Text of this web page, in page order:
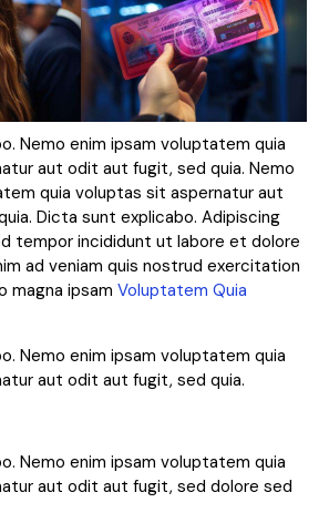
Nemo enim ipsam voluptatem quia
aut odit aut fugit, sed quia. Nemo
quia voluptas sit aspernatur aut
Dicta sunt explicabo. Adipiscing
tempor incididunt ut labore et dolore
ad veniam quis nostrud exercitation
magna ipsam Voluptatem Quia
Nemo enim ipsam voluptatem quia
aut odit aut fugit, sed quia.
Nemo enim ipsam voluptatem quia
aut odit aut fugit, sed dolore sed